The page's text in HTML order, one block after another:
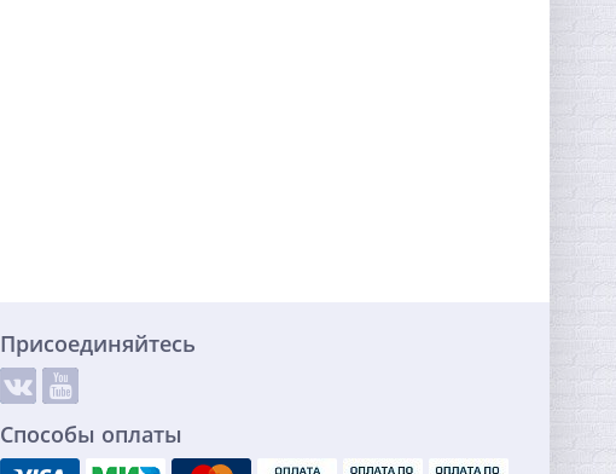
Присоединяйтесь
Способы оплаты